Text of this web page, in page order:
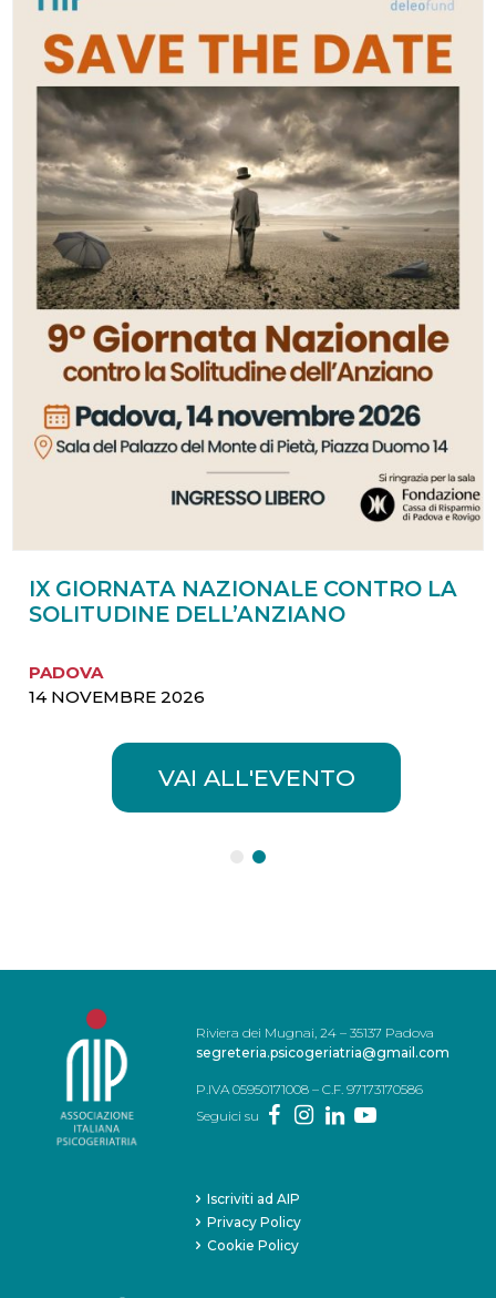
IX GIORNATA NAZIONALE CONTRO LA
SOLITUDINE DELL’ANZIANO
PADOVA
14 NOVEMBRE 2026
VAI ALL'EVENTO
Riviera dei Mugnai, 24 – 35137 Padova
segreteria.psicogeriatria@gmail.com
P.IVA 05950171008 – C.F. 97173170586
Seguici su
Iscriviti ad AIP
Privacy Policy
Cookie Policy